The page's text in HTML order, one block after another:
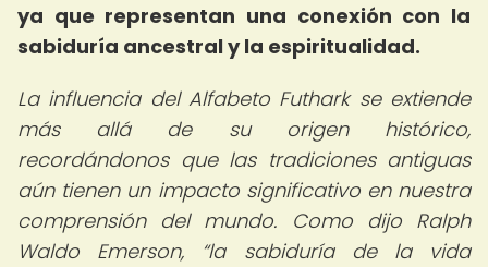
ya que representan una conexión con la
sabiduría ancestral y la espiritualidad.
La influencia del Alfabeto Futhark se extiende
más allá de su origen histórico,
recordándonos que las tradiciones antiguas
aún tienen un impacto significativo en nuestra
comprensión del mundo. Como dijo Ralph
Waldo Emerson,
la sabiduría de la vida